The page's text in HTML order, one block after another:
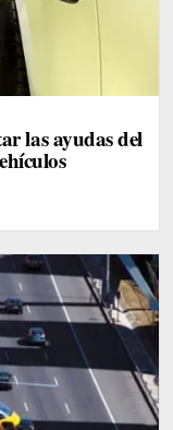
las ayudas del